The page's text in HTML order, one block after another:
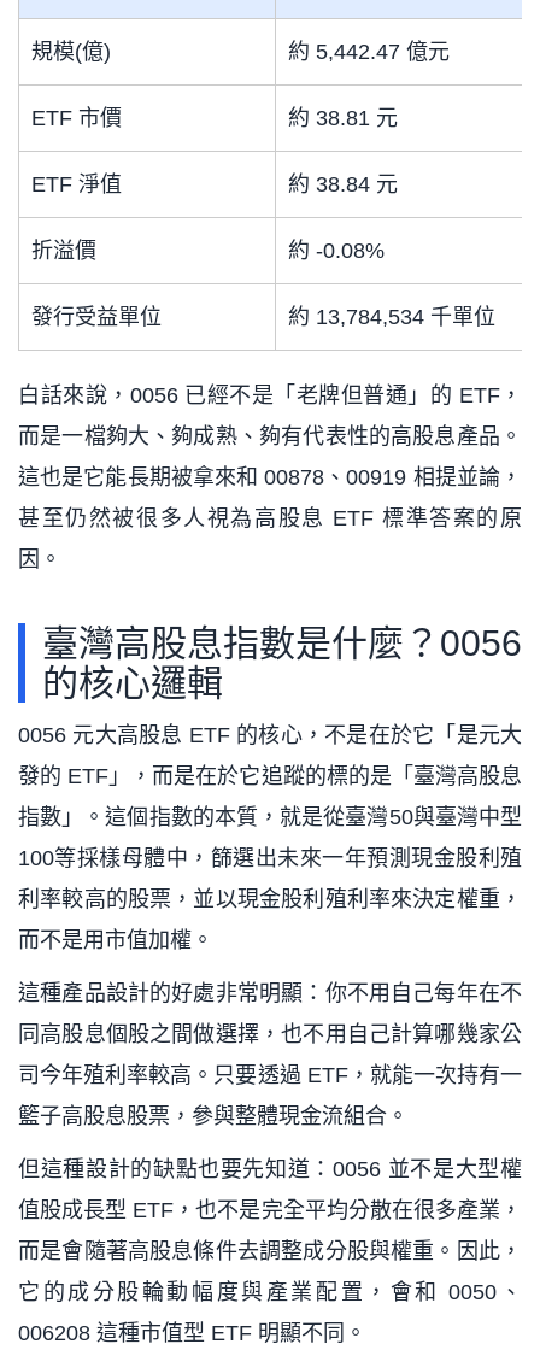
規模(億) 約 5,442.47 億元
ETF 市價 約 38.81 元
ETF 淨值 約 38.84 元
折溢價 約 -0.08%
發行受益單位 約 13,784,534 千單位
白話來說，0056 已經不是「老牌但普通」的 ETF，
而是一檔夠大、夠成熟、夠有代表性的高股息產品。
這也是它能長期被拿來和 00878、00919 相提並論，
甚至仍然被很多人視為高股息 ETF 標準答案的原
因。
臺灣高股息指數是什麼？0056
的核心邏輯
0056 元大高股息 ETF 的核心，不是在於它「是元大
發的 ETF」，而是在於它追蹤的標的是「臺灣高股息
指數」。這個指數的本質，就是從臺灣50與臺灣中型
100等採樣母體中，篩選出未來一年預測現金股利殖
利率較高的股票，並以現金股利殖利率來決定權重，
而不是用市值加權。
這種產品設計的好處非常明顯：你不用自己每年在不
同高股息個股之間做選擇，也不用自己計算哪幾家公
司今年殖利率較高。只要透過 ETF，就能一次持有一
籃子高股息股票，參與整體現金流組合。
但這種設計的缺點也要先知道：0056 並不是大型權
值股成長型 ETF，也不是完全平均分散在很多產業，
而是會隨著高股息條件去調整成分股與權重。因此，
它的成分股輪動幅度與產業配置，會和 0050、
006208 這種市值型 ETF 明顯不同。